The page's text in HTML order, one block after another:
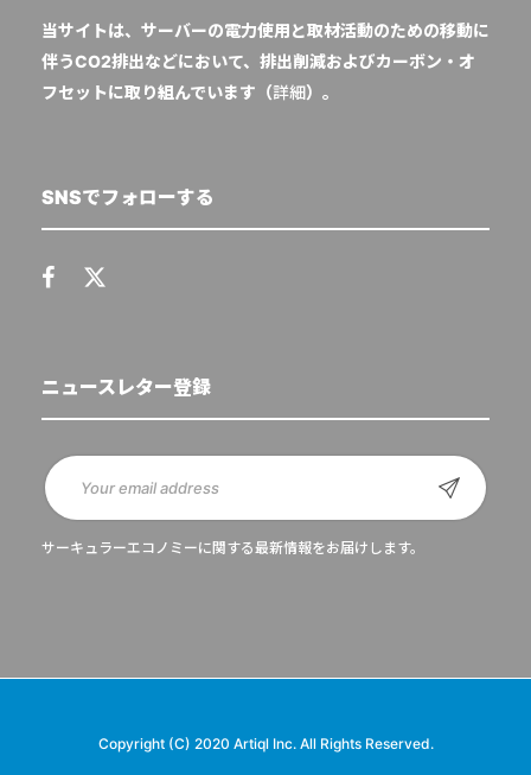
当サイトは、サーバーの電力使用と取材活動のための移動に
伴うCO2排出などにおいて、排出削減およびカーボン・オ
フセットに取り組んでいます（詳細）。
SNSでフォローする
ニュースレター登録
サーキュラーエコノミーに関する最新情報をお届けします。
Copyright (C) 2020 Artiql Inc. All Rights Reserved.